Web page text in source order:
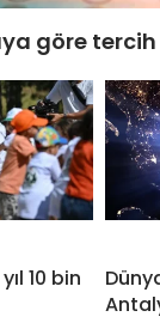
göre
10 bin